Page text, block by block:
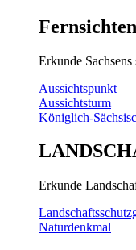
Fernsichten
Erkunde
Aussichtspunkt
Aussichtsturm
Königlich-
Erkunde
Naturdenkmal